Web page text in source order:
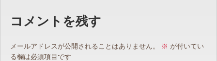
コメントを残す
メールアドレスが公開されることはありません。 ※ が付いてい
る欄は必須項目です